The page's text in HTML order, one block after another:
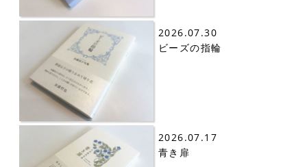
2026.07.30
ビーズの指輪
2026.07.17
青き扉